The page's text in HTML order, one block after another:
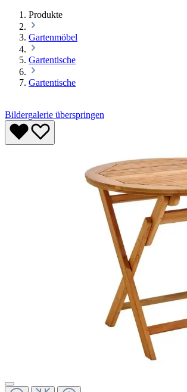
Produkte
Gartenmöbel
Gartentische
Gartentische
Bildergalerie überspringen